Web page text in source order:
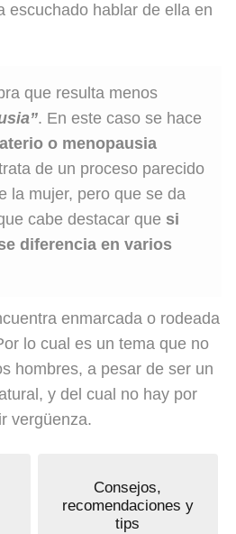
escuchado hablar de ella en
que resulta menos
. En este caso se hace
o menopausia
de un proceso parecido
la mujer, pero que se da
cabe destacar que si
diferencia en varios
enmarcada o rodeada
lo cual es un tema que no
hombres, a pesar de ser un
y del cual no hay por
vergüenza.
Consejos,
recomendaciones y
tips